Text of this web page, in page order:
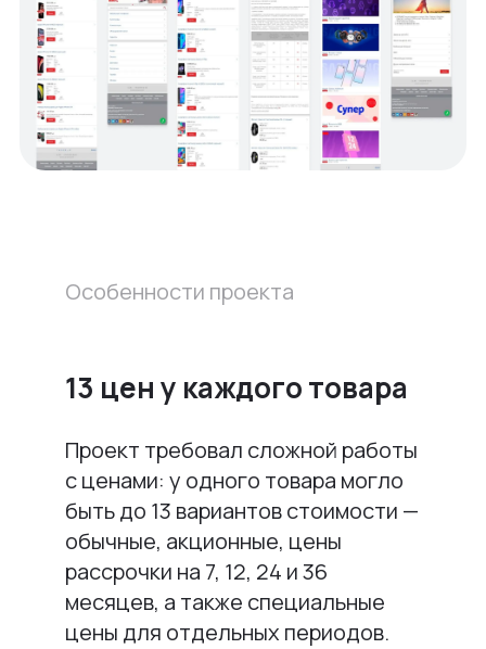
Особенности проекта
13 цен у каждого товара
Проект требовал сложной работы
с ценами: у одного товара могло
быть до 13 вариантов стоимости —
обычные, акционные, цены
рассрочки на 7, 12, 24 и 36
месяцев, а также специальные
цены для отдельных периодов.